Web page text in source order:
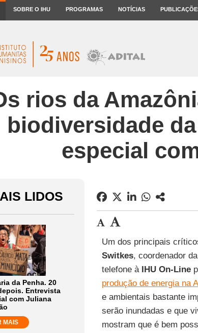
SOBRE O IHU PROGRAMAS NOTÍCIAS
rios da
biodiversidade
especial
LIDOS
da Penha. 20
Entrevista
com Juliana
MAIS
Um dos principais
Switkes, coordenador
telefone àIHU On-Line
produção de energia na
e ambientais bastante
serão inundadas e que
mostram que é bem